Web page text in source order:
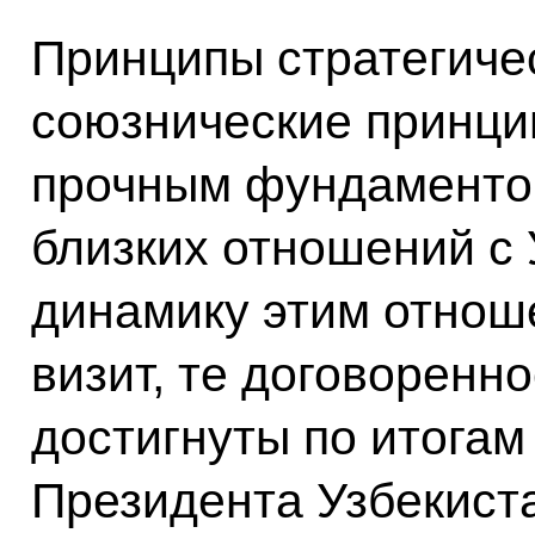
Принципы
союзнические
прочным
близких отношений
динамику этим
визит, те
достигнуты по
Президента